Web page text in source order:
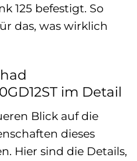
125 befestigt. So
das, was wirklich
im Detail
Blick auf die
dieses
Hier sind die Details,